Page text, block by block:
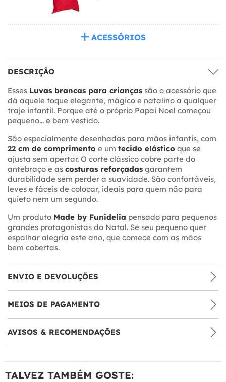
ACESSÓRIOS
DESCRIÇÃO
Esses Luvas brancas para crianças são o acessório que
dá aquele toque elegante, mágico e natalino a qualquer
traje infantil. Porque até o próprio Papai Noel começou
pequeno... e bem vestido.
São especialmente desenhadas para mãos infantis, com
22 cm de comprimento e um tecido elástico que se
ajusta sem apertar. O corte clássico cobre parte do
antebraço e as costuras reforçadas garantem
durabilidade sem perder a suavidade. São confortáveis,
leves e fáceis de colocar, ideais para quem não para
quieto nem um segundo.
Um produto Made by Funidelia pensado para pequenos
grandes protagonistas do Natal. Se seu pequeno quer
espalhar alegria este ano, que comece com as mãos
bem cobertas.
ENVIO E DEVOLUÇÕES
MEIOS DE PAGAMENTO
AVISOS & RECOMENDAÇÕES
TALVEZ TAMBÉM GOSTE: